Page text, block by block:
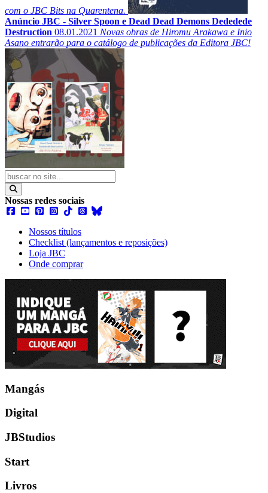
com o JBC Bits na Quarentena.
Anúncio JBC - Silver Spoon e Dead Dead Demons Dededede
Destruction 08.01.2021 Novas obras de Hiromu Arakawa e Inio
Asano entrarão para o catálogo de publicações da Editora JBC!
Nossas redes sociais
Nossos títulos
Checklist (lançamentos e reposições)
Loja JBC
Onde comprar
Mangás
Digital
JBStudios
Start
Livros